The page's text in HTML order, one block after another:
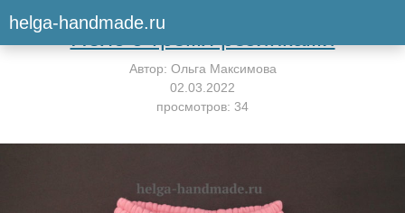
helga-handmade.ruВернуться к мастер-классу
Пояс с тремя резинками
Автор: Ольга Максимова
02.03.2022
просмотров: 34